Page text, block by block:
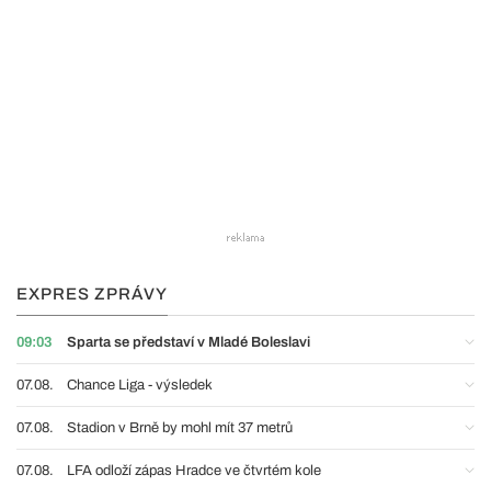
EXPRES ZPRÁVY
09:03 Sparta se představí v Mladé Boleslavi
07.08. Chance Liga - výsledek
07.08. Stadion v Brně by mohl mít 37 metrů
07.08. LFA odloží zápas Hradce ve čtvrtém kole